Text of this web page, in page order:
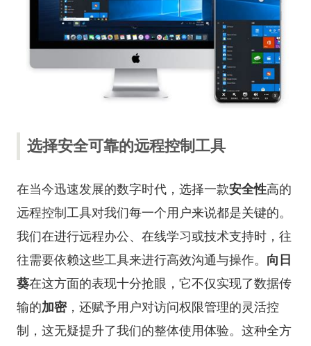
选择安全可靠的远程控制工具
在当今迅速发展的数字时代，选择一款安全性高的
远程控制工具对我们每一个用户来说都是关键的。
我们在进行远程办公、在线学习或技术支持时，往
往需要依赖这些工具来进行高效沟通与操作。 向日
葵在这方面的表现十分抢眼，它不仅实现了数据传
输的加密，还赋予用户对访问权限管理的灵活控
制，这无疑提升了我们的整体使用体验。这种全方